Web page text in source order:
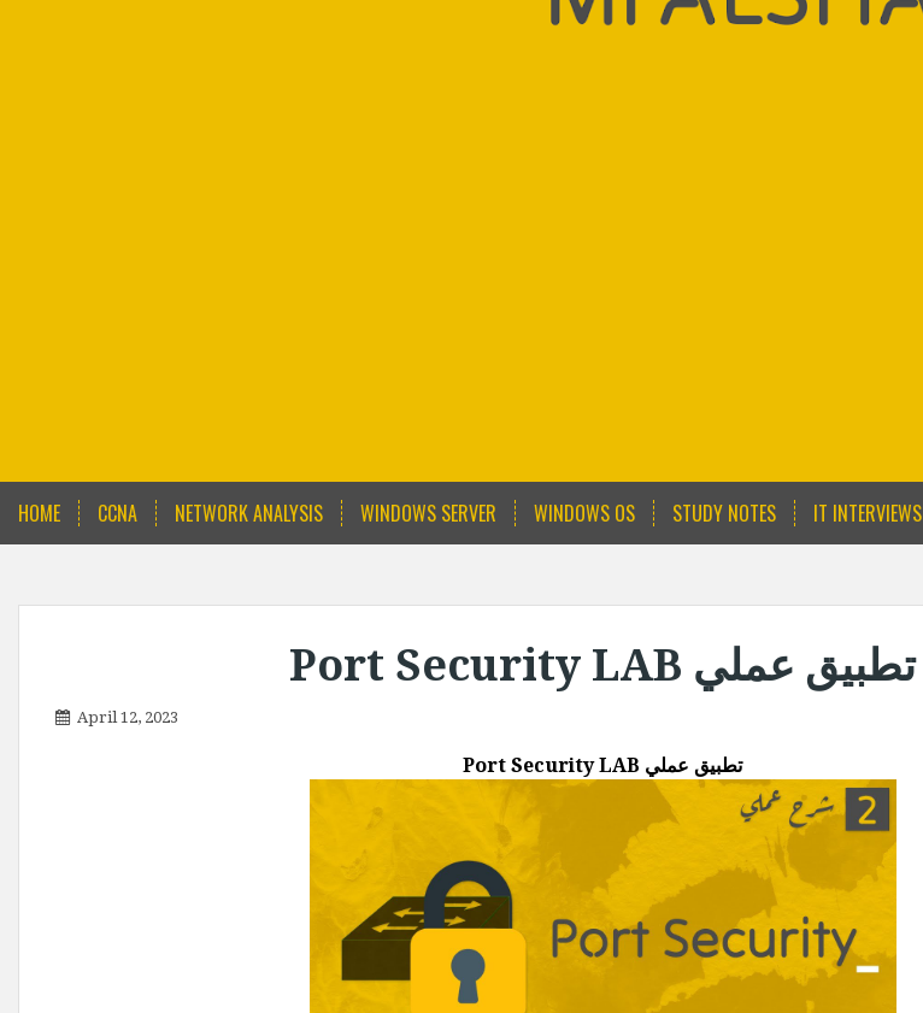
HOME CCNA NETWORK ANALYSIS WINDOWS SERVER WINDOWS OS STUDY NOTES IT INTERVIEWS
Port Security LAB تطبيق عملي
April 12, 2023
Port Security LAB تطبيق عملي